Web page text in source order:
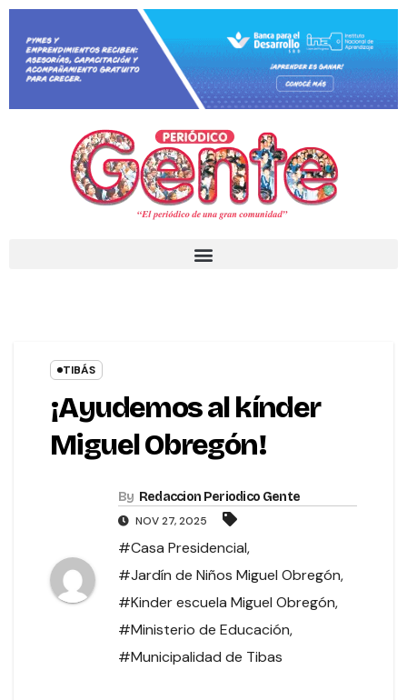
TIBÁS
¡Ayudemos al kínder
Miguel Obregón!
By Redaccion Periodico Gente
NOV 27, 2025
#Casa Presidencial,
#Jardín de Niños Miguel Obregón,
#Kinder escuela Miguel Obregón,
#Ministerio de Educación,
#Municipalidad de Tibas